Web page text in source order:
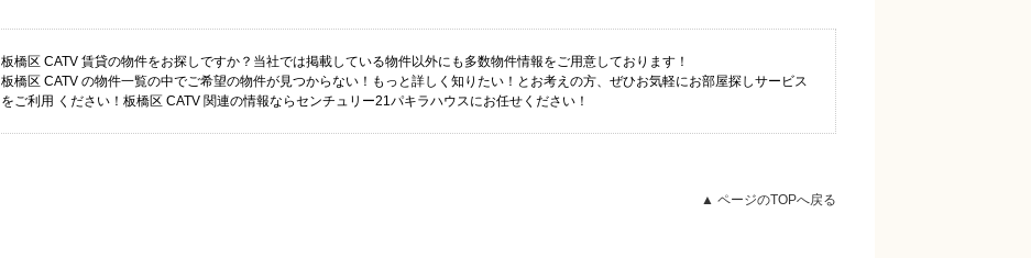
板橋区 CATV 賃貸の物件をお探しですか？当社では掲載している物件以外にも多数物件情報をご用意しております！
板橋区 CATV の物件一覧の中でご希望の物件が見つからない！もっと詳しく知りたい！とお考えの方、ぜひお気軽にお部屋探しサービス
をご利用 ください！板橋区 CATV 関連の情報ならセンチュリー21パキラハウスにお任せください！
▲ ページのTOPへ戻る